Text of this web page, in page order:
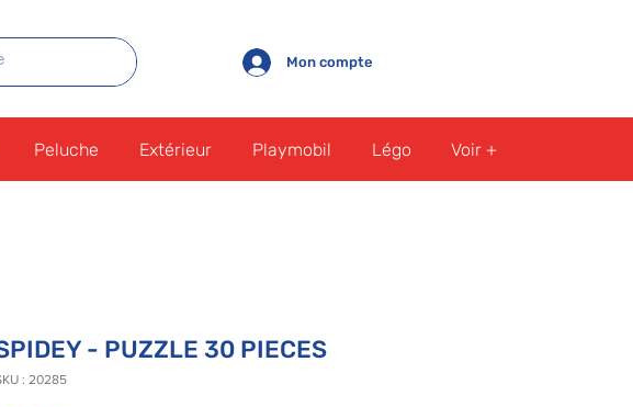
Mon compte
Peluche Extérieur Playmobil Légo Voir +
- PUZZLE 30 PIECES
: 20285